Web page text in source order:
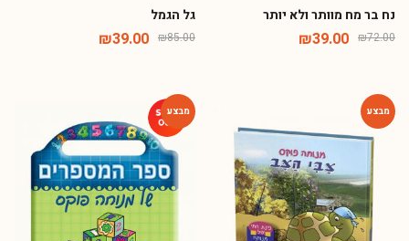
נח בר מח מוותר ולא יותר
₪72.00
₪39.00
גל הגמל
₪85.00
₪39.00